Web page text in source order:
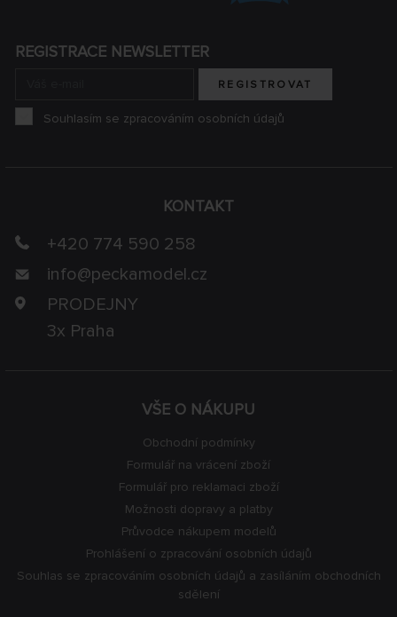
VŠE O NÁKUPU
Obchodní podmínky
Formulář na vrácení zboží
Formulář pro reklamaci zboží
Možnosti dopravy a platby
Průvodce nákupem modelů
Prohlášení o zpracování osobních údajů
Souhlas se zpracováním osobních údajů a zasíláním obchodních
sdělení
KONTAKT
+420 774 590 258
info@peckamodel.cz
PRODEJNY
3x Praha
REGISTRACE NEWSLETTER
REGISTROVAT
Souhlasím se zpracováním osobních údajů